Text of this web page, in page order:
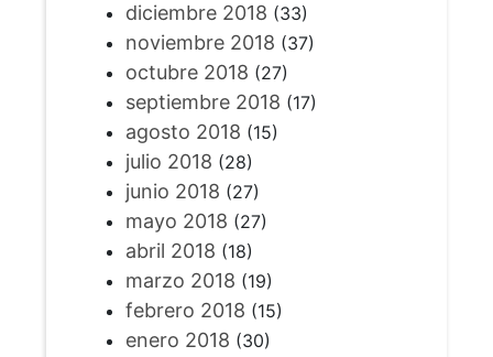
diciembre 2018 (33)
noviembre 2018 (37)
octubre 2018 (27)
septiembre 2018 (17)
agosto 2018 (15)
julio 2018 (28)
junio 2018 (27)
mayo 2018 (27)
abril 2018 (18)
marzo 2018 (19)
febrero 2018 (15)
enero 2018 (30)